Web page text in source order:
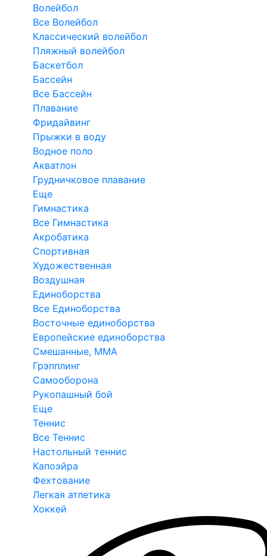
Волейбол
Все Волейбол
Классический волейбол
Пляжный волейбол
Баскетбол
Бассейн
Все Бассейн
Плавание
Фридайвинг
Прыжки в воду
Водное поло
Акватлон
Грудничковое плавание
Еще
Гимнастика
Все Гимнастика
Акробатика
Спортивная
Художественная
Воздушная
Единоборства
Все Единоборства
Восточные единоборства
Европейские единоборства
Смешанные, ММА
Грэпплинг
Самооборона
Рукопашный бой
Еще
Теннис
Все Теннис
Настольный теннис
Капоэйра
Фехтование
Легкая атлетика
Хоккей